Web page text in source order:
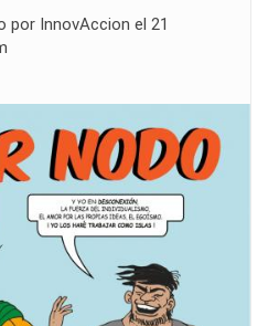
por InnovAccion el 21